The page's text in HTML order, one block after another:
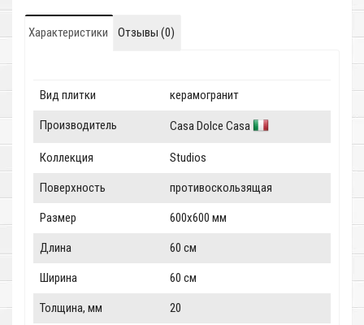
Характеристики Отзывы (0)
Вид плитки керамогранит
Производитель Casa Dolce Casa
Коллекция Studios
Поверхность противоскользящая
Размер 600x600 мм
Длина 60 см
Ширина 60 см
Толщина, мм 20